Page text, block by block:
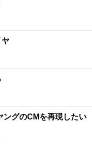
ヤ
ングのCMを再現したい